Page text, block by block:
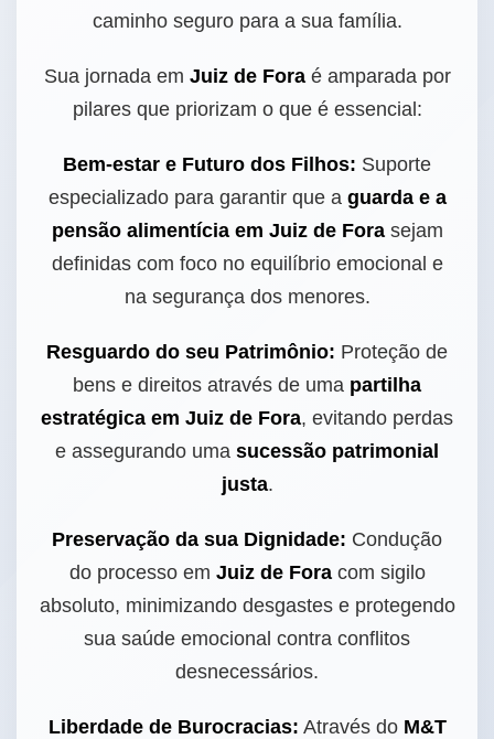
caminho seguro para a sua família.
Sua jornada em Juiz de Foraé amparada por
pilares que priorizam o que é essencial:
Bem-estar e Futuro dos Filhos: Suporte
especializado para garantir que a guarda e a
pensão alimentícia em Juiz de Forasejam
definidas com foco no equilíbrio emocional e
na segurança dos menores.
Resguardo do seu Patrimônio: Proteção de
bens e direitos através de uma partilha
estratégica em Juiz de Fora, evitando perdas
e assegurando uma sucessão patrimonial
justa.
Preservação da sua Dignidade: Condução
do processo em Juiz de Foracom sigilo
absoluto, minimizando desgastes e protegendo
sua saúde emocional contra conflitos
desnecessários.
Liberdade de Burocracias: Através do M&T